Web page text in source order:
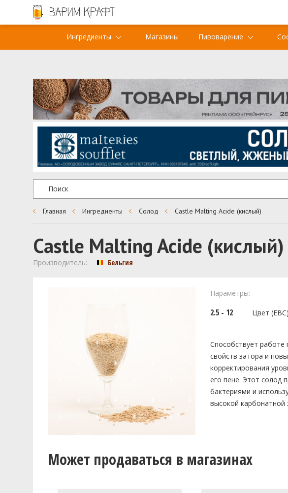
Ингредиенты Магазины Пивоварение
Главная Ингредиенты Солод Castle Malting Acide (кислый)
Castle Malting Acide (кислый)
Производитель: Бельгия
Параметры:
2.5 - 12 Цвет (EBC)
Способствует работе
свойств затора и
корректирования
его пене. Этот солод
бактериями и
высокой карбонатной
Может продаваться в магазинах